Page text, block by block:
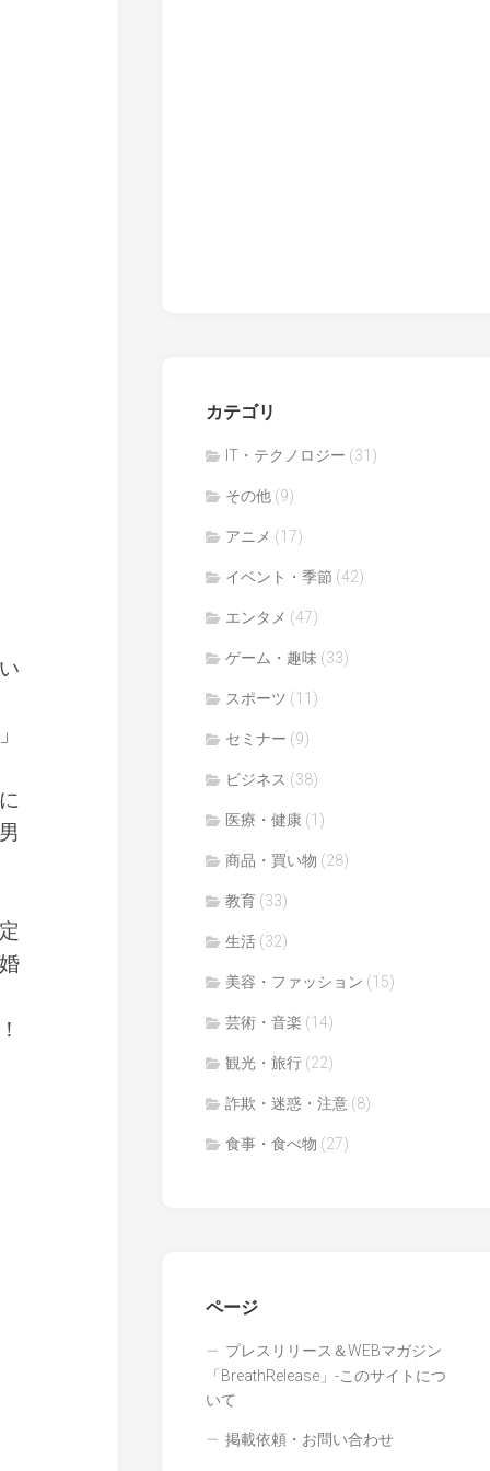
カテゴリ
IT・テクノロジー (31)
その他 (9)
アニメ (17)
イベント・季節 (42)
エンタメ (47)
ゲーム・趣味 (33)
スポーツ (11)
セミナー (9)
ビジネス (38)
医療・健康 (1)
商品・買い物 (28)
教育 (33)
生活 (32)
美容・ファッション (15)
芸術・音楽 (14)
観光・旅行 (22)
詐欺・迷惑・注意 (8)
食事・食べ物 (27)
ページ
プレスリリース＆WEBマガジン
「BreathRelease」-このサイトにつ
いて
掲載依頼・お問い合わせ